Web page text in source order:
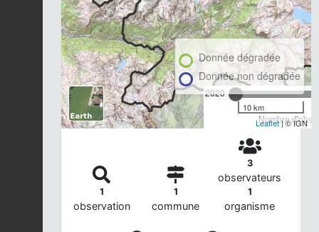
2020
Nombre
Donnée dégradée
Donnée non dégradée
10 km
Leaflet| © IGN
1
observation
1
commune
3
observateurs
1
organisme